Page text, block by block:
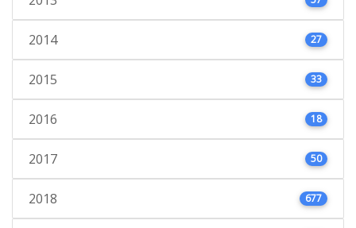
2014 27
2015 33
2016 18
2017 50
2018 677